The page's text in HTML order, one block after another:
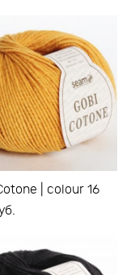
| colour 16